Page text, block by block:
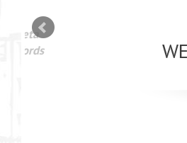
WEBSEO